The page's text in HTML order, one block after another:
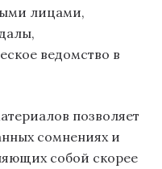
лицами,
ведомство в
позволяет
сомнениях и
собой скорее